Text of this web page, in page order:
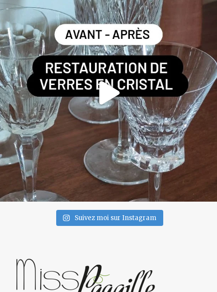
Suivez moi sur Instagram